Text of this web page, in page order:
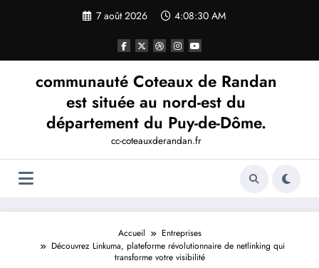
7 août 2026 4:08:31 AM
communauté Coteaux de Randan
est située au nord-est du
département du Puy-de-Dôme.
cc-coteauxderandan.fr
Accueil
Entreprises
Découvrez Linkuma, plateforme révolutionnaire de netlinking qui
transforme votre visibilité